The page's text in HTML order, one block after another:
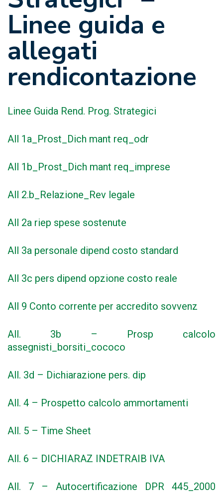
Linee guida e
allegati
rendicontazione
Linee Guida Rend. Prog. Strategici
All 1a_Prost_Dich mant req_odr
All 1b_Prost_Dich mant req_imprese
All 2.b_Relazione_Rev legale
All 2a riep spese sostenute
All 3a personale dipend costo standard
All 3c pers dipend opzione costo reale
All 9 Conto corrente per accredito sovvenz
All. 3b – Prosp calcolo
assegnisti_borsiti_cococo
All. 3d – Dichiarazione pers. dip
All. 4 – Prospetto calcolo ammortamenti
All. 5 – Time Sheet
All. 6 – DICHIARAZ INDETRAIB IVA
All. 7 – Autocertificazione DPR 445_2000